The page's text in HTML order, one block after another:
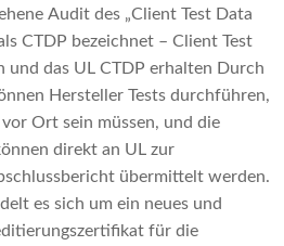
Audit des „Client Test Data
CTDP bezeichnet – Client Test
und das UL CTDP erhalten Durch
Hersteller Tests durchführen,
Ort sein müssen, und die
direkt an UL zur
übermittelt werden.
es sich um ein neues und
für die